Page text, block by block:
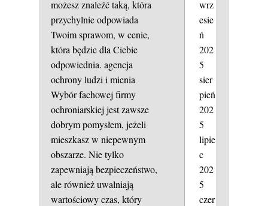
możesz znaleźć taką, która
przychylnie odpowiada
Twoim sprawom, w cenie,
która będzie dla Ciebie
odpowiednia. agencja
ochrony ludzi i mienia
Wybór fachowej firmy
ochroniarskiej jest zawsze
dobrym pomysłem, jeżeli
mieszkasz w niepewnym
obszarze. Nie tylko
zapewniają bezpieczeństwo,
ale również uwalniają
wartościowy czas, który
wrz
esie
ń
202
5
sier
pień
202
5
lipie
c
202
5
czer